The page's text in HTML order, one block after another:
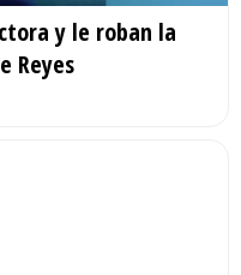
y le roban la
Reyes